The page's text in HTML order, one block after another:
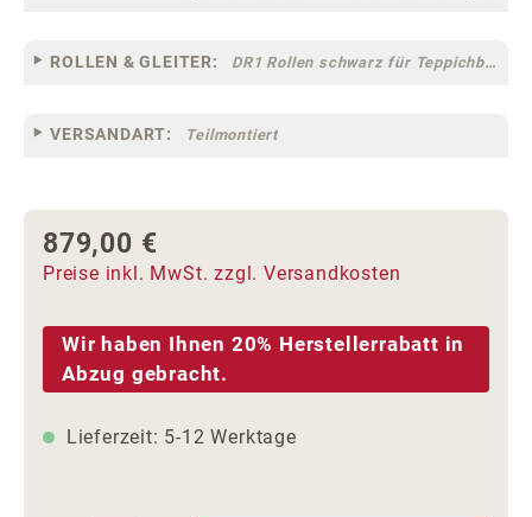
ROLLEN & GLEITER: DR1 Rollen schwarz für Teppichböden [10]
VERSANDART: Teilmontiert
Regulärer Preis:
879,00 €
Preise inkl. MwSt. zzgl. Versandkosten
Wir haben Ihnen 20% Herstellerrabatt in
Abzug gebracht.
Lieferzeit: 5-12 Werktage